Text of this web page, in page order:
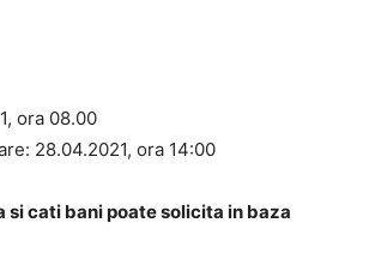
ora 08.00
28.04.2021, ora 14:00
cati bani poate solicita in baza